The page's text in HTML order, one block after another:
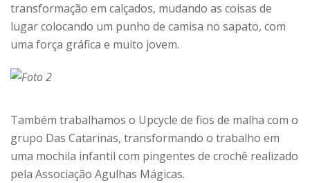
transformação em calçados, mudando as coisas de
lugar colocando um punho de camisa no sapato, com
uma força gráfica e muito jovem.
Também trabalhamos o Upcycle de fios de malha com o
grupo Das Catarinas, transformando o trabalho em
uma mochila infantil com pingentes de crochê realizado
pela Associação Agulhas Mágicas.